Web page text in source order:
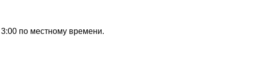
по местному времени.